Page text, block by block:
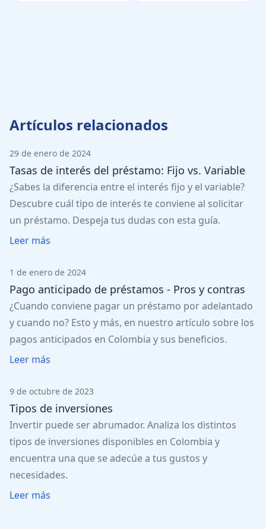
Artículos relacionados
29 de enero de 2024
Tasas de interés del préstamo: Fijo vs. Variable
¿Sabes la diferencia entre el interés fijo y el variable?
Descubre cuál tipo de interés te conviene al solicitar
un préstamo. Despeja tus dudas con esta guía.
Leer más
1 de enero de 2024
Pago anticipado de préstamos - Pros y contras
¿Cuando conviene pagar un préstamo por adelantado
y cuando no? Esto y más, en nuestro artículo sobre los
pagos anticipados en Colombia y sus beneficios.
Leer más
9 de octubre de 2023
Tipos de inversiones
Invertir puede ser abrumador. Analiza los distintos
tipos de inversiones disponibles en Colombia y
encuentra una que se adecúe a tus gustos y
necesidades.
Leer más